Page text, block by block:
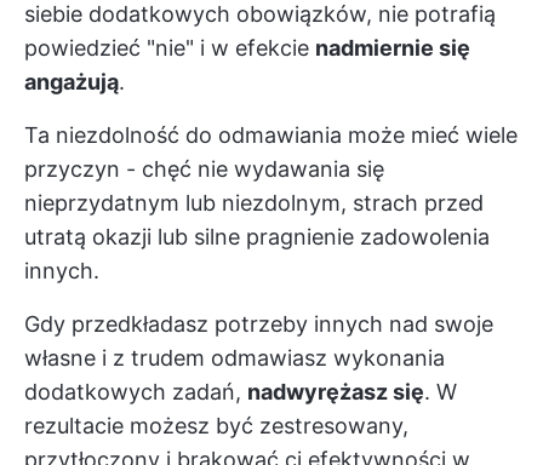
siebie dodatkowych obowiązków, nie potrafią
powiedzieć "nie" i w efekcie nadmiernie się
angażują.
Ta niezdolność do odmawiania może mieć wiele
przyczyn - chęć nie wydawania się
nieprzydatnym lub niezdolnym, strach przed
utratą okazji lub silne pragnienie zadowolenia
innych.
Gdy przedkładasz potrzeby innych nad swoje
własne i z trudem odmawiasz wykonania
dodatkowych zadań, nadwyrężasz się. W
rezultacie możesz być zestresowany,
przytłoczony i brakować ci efektywności w